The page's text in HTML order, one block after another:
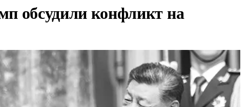
обсудили конфликт на